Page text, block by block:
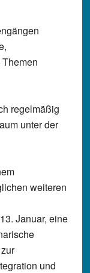
regelmäßig
unter der
weiteren
Januar, eine
und